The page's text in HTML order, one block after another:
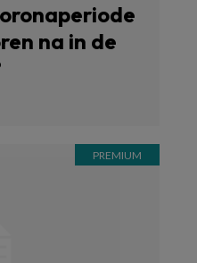
na in de